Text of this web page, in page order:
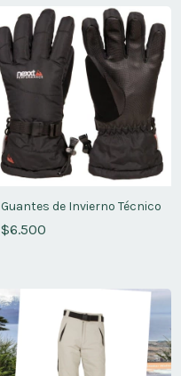
Guantes de Invierno Técnico
$6.500